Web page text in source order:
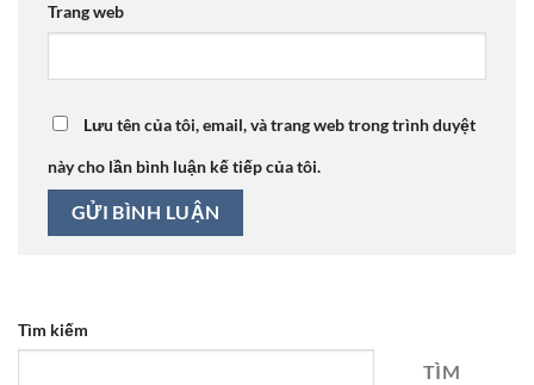
Trang web
Lưu tên của tôi, email, và trang web trong trình duyệt
này cho lần bình luận kế tiếp của tôi.
Tìm kiếm
TÌM